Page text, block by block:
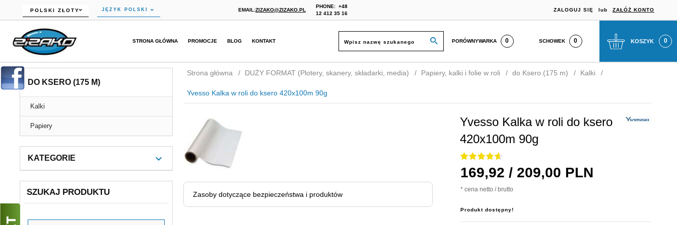
currency_h
POLSKI ZŁOTY JĘZYK POLSKI EMAIL:ZIZAKO@ZIZAKO.PL
PHONE: +48
12 412 35 16
ZALOGUJ SIĘ lub ZAŁÓŻ KONTO
STRONA GŁÓWNA PROMOCJE BLOG KONTAKT PORÓWNYWARKA SCHOWEK KOSZYK 0
DO KSERO (175 M)
Kalki
Papiery
KATEGORIE
SZUKAJ PRODUKTU
Szukaj
Strona główna DUŻY FORMAT (Plotery, skanery, składarki, media) Papiery, kalki i folie w roli do Ksero (175 m) Kalki
Yvesso Kalka w roli do ksero 420x100m 90g
Zasoby dotyczące bezpieczeństwa i produktów
Yvesso Kalka w roli do ksero
420x100m 90g
169,92 / 209,00 PLN
* cena netto / brutto
Produkt dostępny!